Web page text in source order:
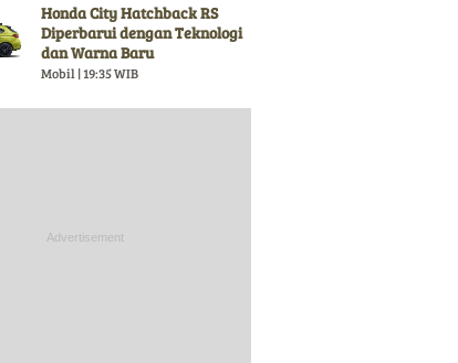
Honda City Hatchback RS
Diperbarui dengan Teknologi
dan Warna Baru
Mobil | 19:35 WIB